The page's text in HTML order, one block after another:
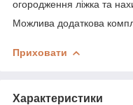
огородження ліжка та
Можлива додаткова
Приховати
Характеристики